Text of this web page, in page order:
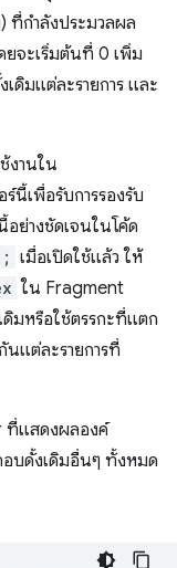
ที่กำลังประมวลผล
ยจะเริ่มต้นที่ 0 เพิ่ม
ดิมแต่ละรายการ และ
งานใน
นี้เพื่อรับการรองรับ
ย่างชัดเจนในโค้ด
เมื่อเปิดใช้แล้ว ให้
ใน Fragment
มหรือใช้ตรรกะที่แตก
นแต่ละรายการที่
ที่แสดงผลองค์
บดั้งเดิมอื่นๆ ทั้งหมด